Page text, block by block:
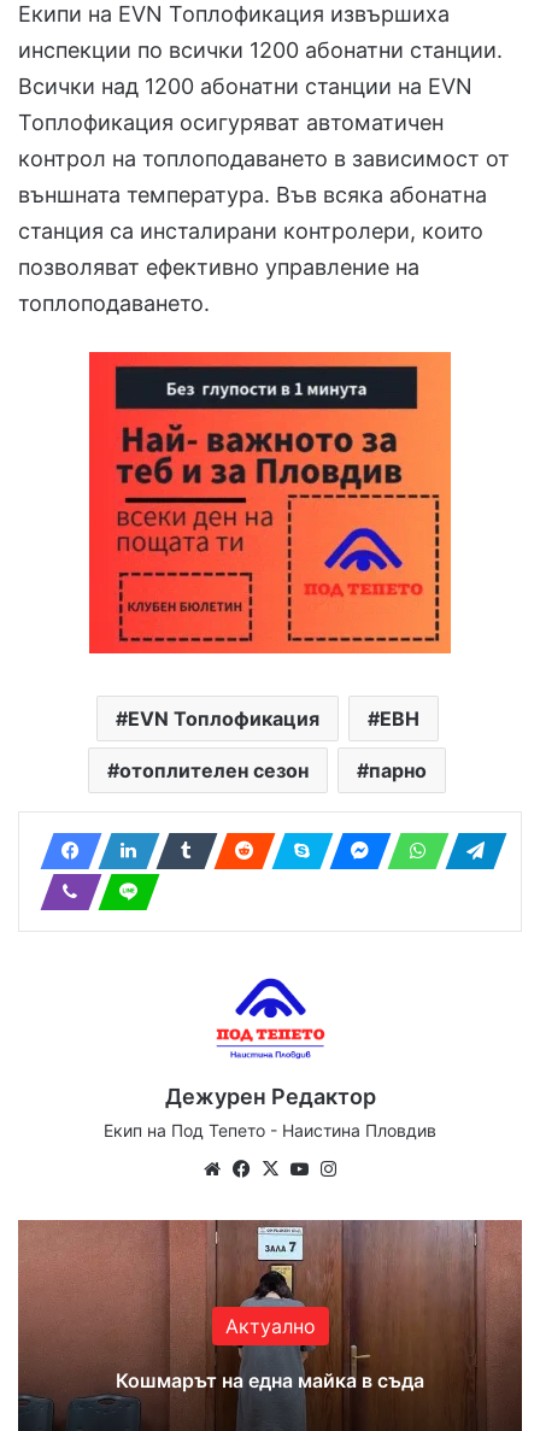
Екипи на EVN Топлофикация извършиха
инспекции по всички 1200 абонатни станции.
Всички над 1200 абонатни станции на EVN
Топлофикация осигуряват автоматичен
контрол на топлоподаването в зависимост от
външната температура. Във всяка абонатна
станция са инсталирани контролери, които
позволяват ефективно управление на
топлоподаването.
EVN Топлофикация ЕВН
отоплителен сезон парно
Дежурен Редактор
Екип на Под Тепето - Наистина Пловдив
WebsiteFacebook
X YouTube
Актуално
Кошмарът на една майка в съда